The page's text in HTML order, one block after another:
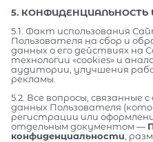
5.
5.1. Факт использования
Пользователя на сбор и
данных о его действиях на
технологии «cookies» и
аудитории, улучшения
рекламы.
5.2. Все вопросы, связанные
данных Пользователя
регистрации или
отдельным документом —
конфиденциальности ,